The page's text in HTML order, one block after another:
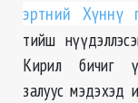
эртний Хүннү
тийш
Кирил бичиг
залуус мэдэхэд